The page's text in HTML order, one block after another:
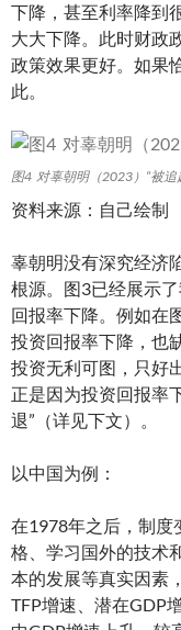
下降，甚至利率降到
大大下降。此时财政
政策效果更好。如果
此。
图4 对辜朝明（2023）“被
资料来源：自己绘制
辜朝明没有深究经济
根源。图3已经展示
回报率下降。例如在
投资回报率下降，也
投资无利可图，只好
正是因为投资回报率
退”（详见下文）。
以中国为例：
在1978年之后，制度
格、学习国外的技术
本的发展等真实因素
TFP增速、潜在GDP